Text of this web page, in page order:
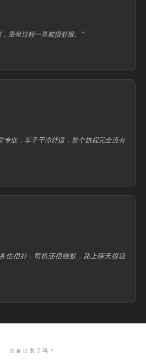
乘坐过程一直都很舒服。”
专业，车子干净舒适，整个旅程完全没有
也很好，司机还很幽默，路上聊天很轻
准备出发了吗？